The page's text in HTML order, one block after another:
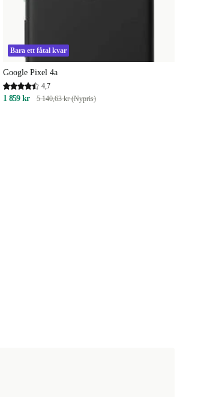
Bara ett fåtal kvar
Google Pixel 4a
4,7
1 859 kr 5 140,63 kr (Nypris)